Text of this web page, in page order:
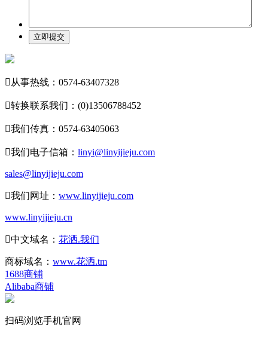
立即提交
 从事热线：0574-63407328
转换联系我们：(0)13506788452
我们传真：0574-63405063
我们电子信箱： linyi@linyijieju.com
sales@linyijieju.com
我们网址： www.linyijieju.com
www.linyijieju.cn
中文域名： 花洒.我们
商标域名： www.花洒.tm
1688商铺
Alibaba商铺
扫码浏览手机官网